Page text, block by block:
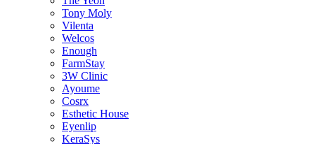
Tony Moly
Vilenta
Welcos
Enough
FarmStay
3W Clinic
Ayoume
Cosrx
Esthetic House
Eyenlip
KeraSys